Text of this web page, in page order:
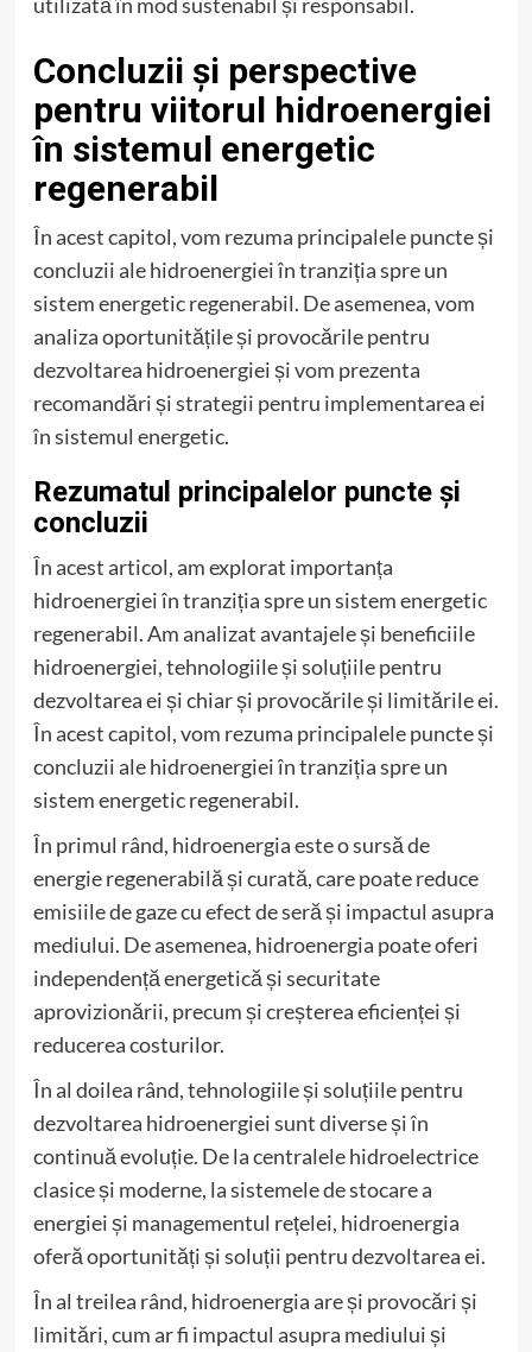
Concluzii și perspective
pentru viitorul hidroenergiei
în sistemul energetic
regenerabil
În acest capitol, vom rezuma principalele puncte și
concluzii ale hidroenergiei în tranziția spre un
sistem energetic regenerabil. De asemenea, vom
analiza oportunitățile și provocările pentru
dezvoltarea hidroenergiei și vom prezenta
recomandări și strategii pentru implementarea ei
în sistemul energetic.
Rezumatul principalelor puncte și
concluzii
În acest articol, am explorat importanța
hidroenergiei în tranziția spre un sistem energetic
regenerabil. Am analizat avantajele și beneficiile
hidroenergiei, tehnologiile și soluțiile pentru
dezvoltarea ei și chiar și provocările și limitările ei.
În acest capitol, vom rezuma principalele puncte și
concluzii ale hidroenergiei în tranziția spre un
sistem energetic regenerabil.
În primul rând, hidroenergia este o sursă de
energie regenerabilă și curată, care poate reduce
emisiile de gaze cu efect de seră și impactul asupra
mediului. De asemenea, hidroenergia poate oferi
independență energetică și securitate
aprovizionării, precum și creșterea eficienței și
reducerea costurilor.
În al doilea rând, tehnologiile și soluțiile pentru
dezvoltarea hidroenergiei sunt diverse și în
continuă evoluție. De la centralele hidroelectrice
clasice și moderne, la sistemele de stocare a
energiei și managementul rețelei, hidroenergia
oferă oportunități și soluții pentru dezvoltarea ei.
În al treilea rând, hidroenergia are și provocări și
limitări, cum ar fi impactul asupra mediului și